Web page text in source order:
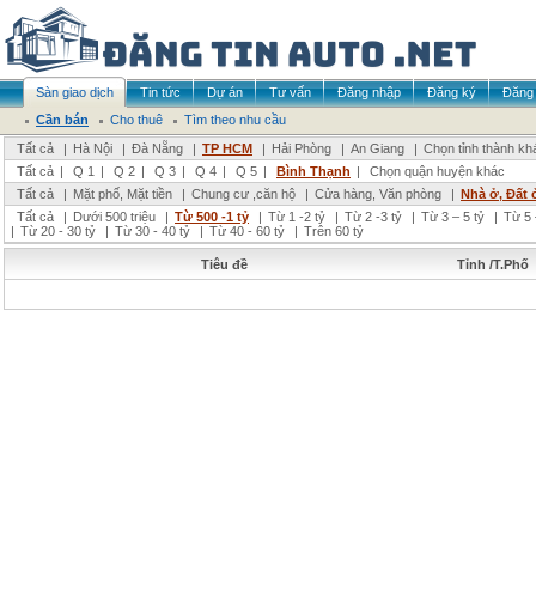
Sàn giao dịch Tin tức Dự án Tư vấn Đăng nhập Đăng ký
Đăng
Cần bán
Cho thuê
Tìm theo nhu cầu
Tất cả
| Hà Nội | Đà Nẵng | TP HCM | Hải Phòng | An Giang | Chọn tỉnh thành
Tất cả | Q 1 | Q 2 | Q 3 | Q 4 | Q 5 | Bình Thạnh |
Chọn quận huyện khác
Tất cả
| Mặt phố, Mặt tiền | Chung cư ,căn hộ | Cửa hàng, Văn phòng | Nhà ở, Đất
Tất cả
| Dưới 500 triệu | Từ 500 -1 tỷ | Từ 1 -2 tỷ | Từ 2 -3 tỷ | Từ 3 – 5 tỷ | Từ 5
| Từ 20 - 30 tỷ | Từ 30 - 40 tỷ | Từ 40 - 60 tỷ | Trên 60 tỷ
Tiêu đề Tỉnh /T.Phố